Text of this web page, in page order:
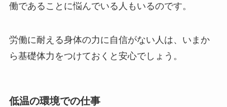
働であることに悩んでいる人もいるのです。
労働に耐える身体の力に自信がない人は、いまか
ら基礎体力をつけておくと安心でしょう。
低温の環境での仕事